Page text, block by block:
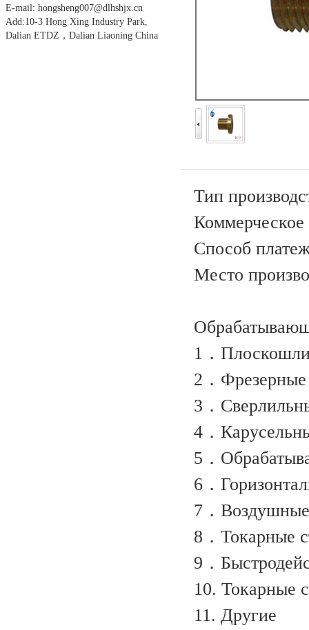
E-mail: hongsheng007@dlhshjx.cn
Add:10-3 Hong Xing Industry Park,
Dalian ETDZ，Dalian Liaoning China
Тип
Способ
Место
1．
2．
3．
4．
5．
6．
7．
8．Токарные
9．
10. Токарные
11. Другие